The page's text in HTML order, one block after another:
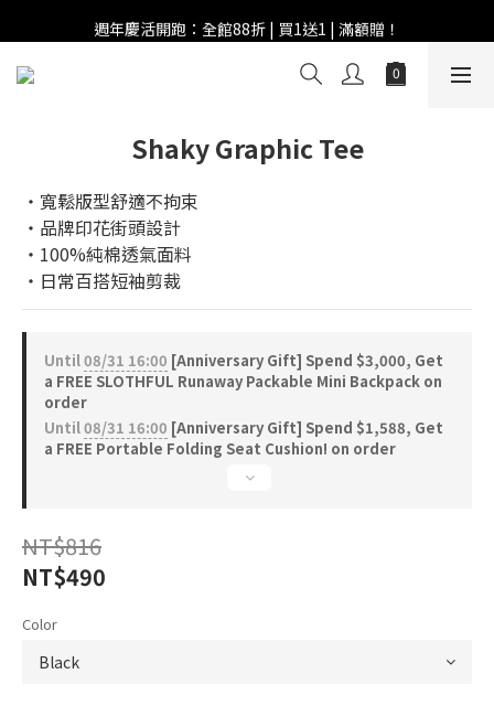
週年慶活開跑：全館88折 | 買1送1 | 滿額贈！
週年慶活開跑：全館88折 | 買1送1 | 滿額贈！
全館滿 $999 即享免運費！
Shaky Graphic Tee
‧寬鬆版型舒適不拘束
‧品牌印花街頭設計
‧100%純棉透氣面料
‧日常百搭短袖剪裁
Until08/31 16:00 [Anniversary Gift] Spend $3,000, Get
a FREE SLOTHFUL Runaway Packable Mini Backpack on
order
Until08/31 16:00 [Anniversary Gift] Spend $1,588, Get
a FREE Portable Folding Seat Cushion! on order
NT$816
NT$490
Color